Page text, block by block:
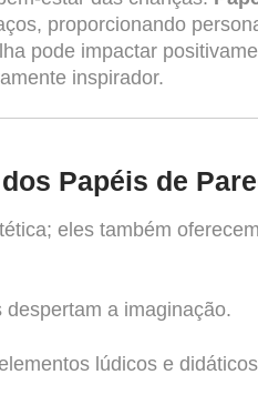
proporcionando
pode impactar
inspirador.
Papéis de
eles também
a imaginação.
lúdicos e